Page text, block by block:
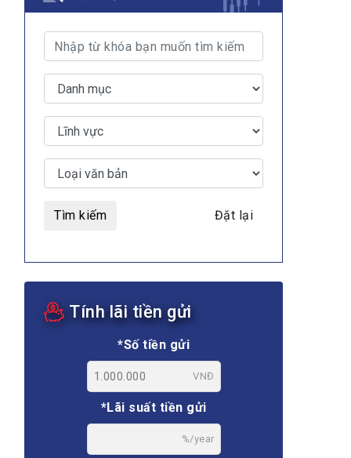
Video
E-magazines
Photos
Tìm kiếm Đặt lại
Tính lãi tiền gửi
*Số tiền gửi
VNĐ
*Lãi suất tiền gửi
%/year